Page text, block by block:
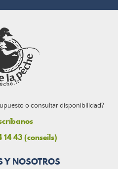
o consultar disponibilidad?
14 43 (conseils)
Y NOSOTROS